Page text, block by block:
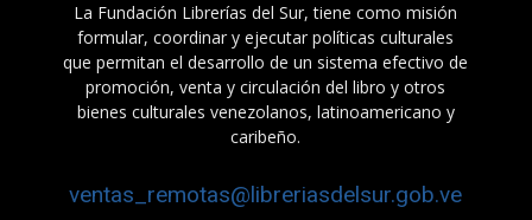
La Fundación Librerías del Sur, tiene como misión
formular, coordinar y ejecutar políticas culturales
que permitan el desarrollo de un sistema efectivo de
promoción, venta y circulación del libro y otros
bienes culturales venezolanos, latinoamericano y
caribeño.
ventas_remotas@libreriasdelsur.gob.ve